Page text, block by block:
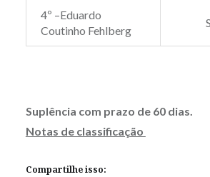
4º –Eduardo
Coutinho Fehlberg
Suplência com prazo de 60 dias.
Notas de classificação
Compartilhe isso: